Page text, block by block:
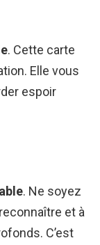
. Cette carte
Elle vous
espoir
. Ne soyez
et à
C’est